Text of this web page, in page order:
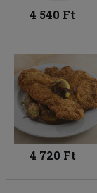
4 540 Ft
4 720 Ft